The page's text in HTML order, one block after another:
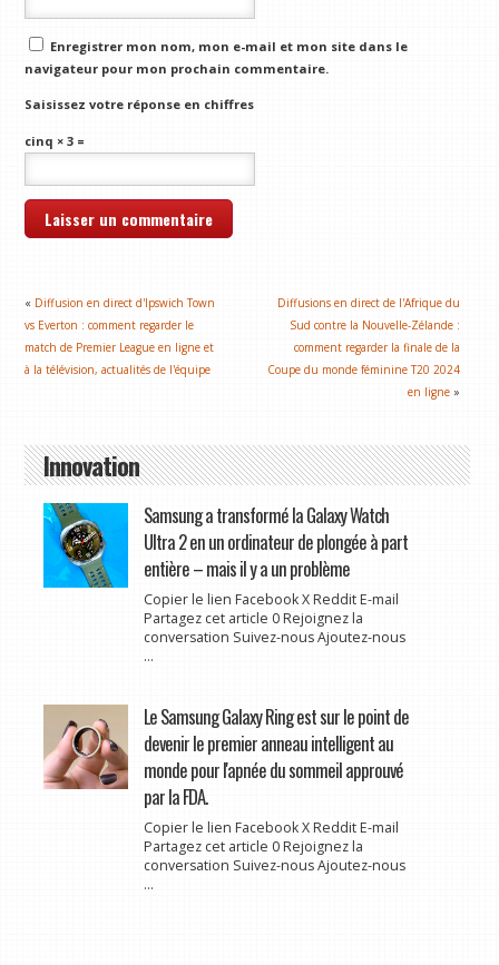
Enregistrer mon nom, mon e-mail et mon site dans le
navigateur pour mon prochain commentaire.
Saisissez votre réponse en chiffres
cinq × 3 =
« Diffusion en direct d'Ipswich Town
vs Everton : comment regarder le
match de Premier League en ligne et
à la télévision, actualités de l'équipe
Diffusions en direct de l'Afrique du
Sud contre la Nouvelle-Zélande :
comment regarder la finale de la
Coupe du monde féminine T20 2024
en ligne »
Innovation
Samsung a transformé la Galaxy Watch
Ultra 2 en un ordinateur de plongée à part
entière – mais il y a un problème
Copier le lien Facebook X Reddit E-mail
Partagez cet article 0 Rejoignez la
conversation Suivez-nous Ajoutez-nous
...
Le Samsung Galaxy Ring est sur le point de
devenir le premier anneau intelligent au
monde pour l'apnée du sommeil approuvé
par la FDA.
Copier le lien Facebook X Reddit E-mail
Partagez cet article 0 Rejoignez la
conversation Suivez-nous Ajoutez-nous
...